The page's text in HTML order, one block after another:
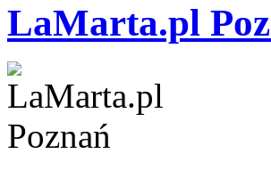
LaMarta.pl